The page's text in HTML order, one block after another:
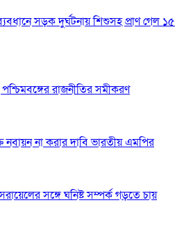
সড়ক দুর্ঘটনায় শিশুসহ প্রাণ গেল ১৫
রাজনীতির সমীকরণ
নবায়ন না করার দাবি ভারতীয় এমপির
সঙ্গে ঘনিষ্ট সম্পর্ক গড়তে চায়